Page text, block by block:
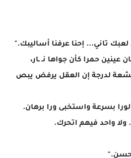
تاني... إحنا عرفنا أساليبك."
عينين حمرا كأن جواها نـ ـار،
لدرجة إن العقل يرفض يبص
بسرعة واستخبى ورا برهان.
ولا واحد فيهم اتحرك.
حسن."